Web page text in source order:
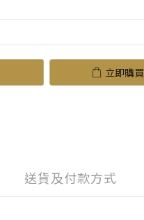
立即購買
送貨及付款方式